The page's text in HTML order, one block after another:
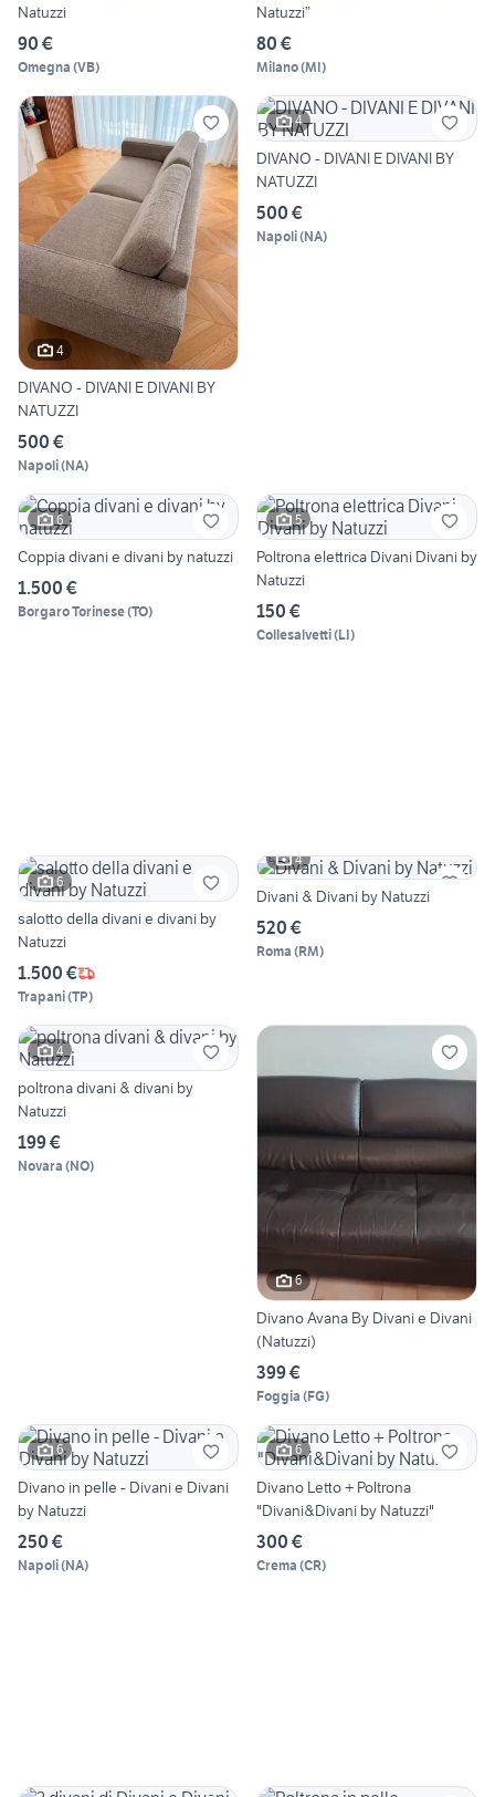
Natuzzi
90 €
Omegna (VB)
Natuzzi”
80 €
Milano(MI)
4
DIVANO - DIVANI E DIVANI BY
NATUZZI
500 €
Napoli(NA)
4
DIVANO - DIVANI E DIVANI BY
NATUZZI
500 €
Napoli(NA)
6
Coppia divani e divani by natuzzi
1.500 €
Borgaro Torinese(TO)
5
Poltrona elettrica Divani Divani by
Natuzzi
150 €
Collesalvetti(LI)
6
salotto della divani e divani by
Natuzzi
1.500 €
Trapani(TP)
4
Divani & Divani by Natuzzi
520 €
Roma (RM)
4
poltrona divani & divani by
Natuzzi
199 €
Novara (NO)
6
Divano Avana By Divani e Divani
(Natuzzi)
399 €
Foggia (FG)
6
Divano in pelle - Divani e Divani
by Natuzzi
250 €
Napoli(NA)
6
Divano Letto + Poltrona
"Divani&Divani by Natuzzi"
300 €
Crema (CR)